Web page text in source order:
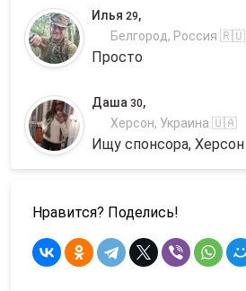
Илья 29,
Белгород, Россия 🇷🇺
Просто
Даша 30,
Херсон, Украина 🇺🇦
Ищу спонсора, Херсон
Нравится? Поделись!